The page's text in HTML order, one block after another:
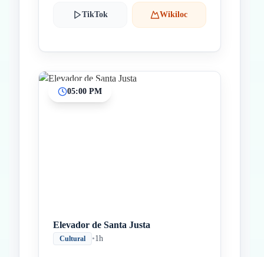
TikTok Wikiloc
05:00 PM
Elevador de Santa Justa
Cultural •1h